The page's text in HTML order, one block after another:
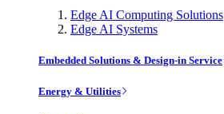
Edge AI Computing Solutions
Edge AI Systems
Embedded Solutions & Design-in Service
Energy & Utilities